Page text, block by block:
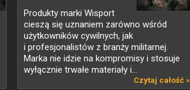
Produkty marki Wisport
cieszą się uznaniem zarówno wśród
użytkowników cywilnych, jak
i profesjonalistów z branży militarnej.
Marka nie idzie na kompromisy i stosuje
wyłącznie trwałe materiały i...
Czytaj całość »